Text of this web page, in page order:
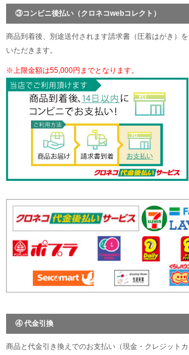
③コンビニ後払い（クロネコwebコレクト）
商品到着後、別途送付されます請求書（圧着はがき）
いただきます。
※上限金額は55,000円までとなります。
④ 代金引換
商品と代金引き換えでのお支払い（現金・クレジット